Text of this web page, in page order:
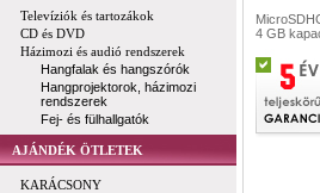
Televíziók és tartozákok
CD és DVD
Házimozi és audió rendszerek
Hangfalak és hangszórók
Hangprojektorok, házimozi
rendszerek
Fej- és fülhallgatók
AJÁNDÉK ÖTLETEK
KARÁCSONY
4 GB